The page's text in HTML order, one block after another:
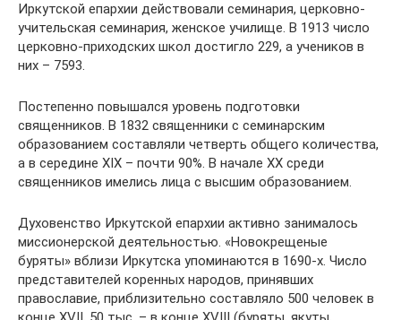
Иркутской епархии действовали семинария, церковно-
учительская семинария, женское училище. В 1913 число
церковно-приходских школ достигло 229, а учеников в
них – 7593.
Постепенно повышался уровень подготовки
священников. В 1832 священники с семинарским
образованием составляли четверть общего количества,
а в середине XIX – почти 90%. В начале ХХ среди
священников имелись лица с высшим образованием.
Духовенство Иркутской епархии активно занималось
миссионерской деятельностью. «Новокрещеные
буряты» вблизи Иркутска упоминаются в 1690-х. Число
представителей коренных народов, принявших
православие, приблизительно составляло 500 человек в